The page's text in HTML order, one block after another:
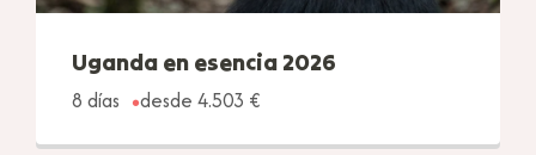
Uganda en esencia 2026
8 días
desde 4.503 €